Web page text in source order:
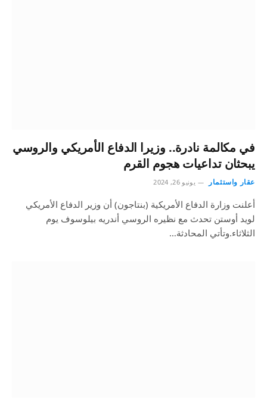
في مكالمة نادرة.. وزيرا الدفاع الأمريكي والروسي
يبحثان تداعيات هجوم القرم
عقار واستثمار يونيو 26, 2024
أعلنت وزارة الدفاع الأمريكية (بنتاجون) أن وزير الدفاع الأمريكي
لويد أوستن تحدث مع نظيره الروسي أندريه بيلوسوف يوم
الثلاثاء.وتأتي المحادثة…